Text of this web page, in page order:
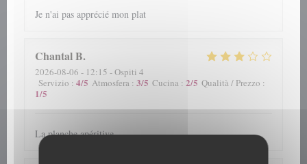
Je n'ai pas apprécié mon plat
ChantalB
2026-08-06 - 12:15 - Ospiti 4
Servizio : 4/5 Atmosfera : 3/5 Cucina : 2/5 Qualità / Prezzo :
1/5
La planche apéritive